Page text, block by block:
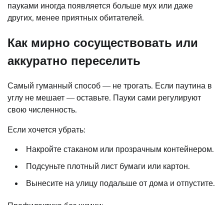
пауками иногда появляется больше мух или даже
других, менее приятных обитателей.
Как мирно сосуществовать или
аккуратно переселить
Самый гуманный способ — не трогать. Если паутина в
углу не мешает — оставьте. Пауки сами регулируют
свою численность.
Если хочется убрать:
Накройте стаканом или прозрачным контейнером.
Подсуньте плотный лист бумаги или картон.
Вынесите на улицу подальше от дома и отпустите.